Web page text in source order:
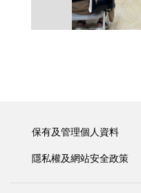
保有及管理個人資料
隱私權及網站安全政策